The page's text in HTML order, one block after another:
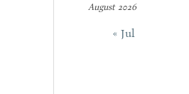
August 2026
« Jul